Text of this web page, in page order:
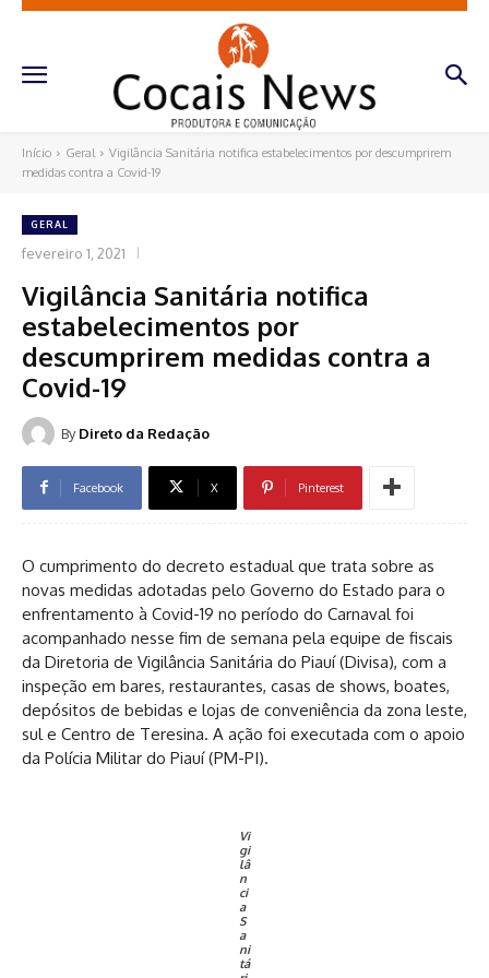
Início Geral
Vigilância Sanitária notifica estabelecimentos por descumprirem
medidas contra a Covid-19
GERAL
fevereiro 1, 2021
Vigilância Sanitária notifica
estabelecimentos por
descumprirem medidas contra a
Covid-19
By Direto da Redação
Facebook X Pinterest
O cumprimento do decreto estadual que trata sobre as
novas medidas adotadas pelo Governo do Estado para o
enfrentamento à Covid-19 no período do Carnaval foi
acompanhado nesse fim de semana pela equipe de fiscais
da Diretoria de Vigilância Sanitária do Piauí (Divisa), com a
inspeção em bares, restaurantes, casas de shows, boates,
depósitos de bebidas e lojas de conveniência da zona leste,
sul e Centro de Teresina. A ação foi executada com o apoio
da Polícia Militar do Piauí (PM-PI).
Vi
gi
lâ
n
ci
a
S
a
ni
tá